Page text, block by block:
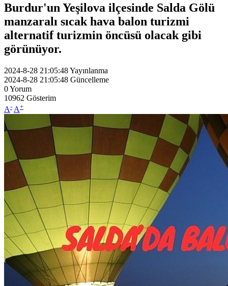
Burdur'un Yeşilova ilçesinde Salda Gölü
manzaralı sıcak hava balon turizmi
alternatif turizmin öncüsü olacak gibi
görünüyor.
2024-8-28 21:05:48Yayınlanma
2024-8-28 21:05:48 Güncelleme
0Yorum
10962 Gösterim
A- A+